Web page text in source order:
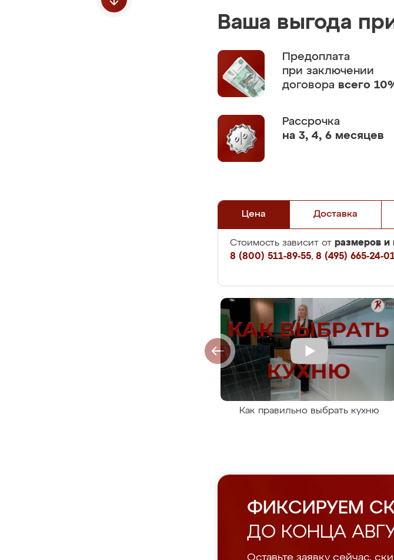
Ваша выгода
Предоплата
при заключении
договора всего
Рассрочка
на 3, 4, 6 месяцев
Цена Доставка
Стоимость зависит от размеров и
8 (800) 511-89-55, 8 (495) 665-24-
Как правильно выбрать кухню
ФИКСИРУЕМ
ДО КОНЦА
Оставьте заявку сейчас,